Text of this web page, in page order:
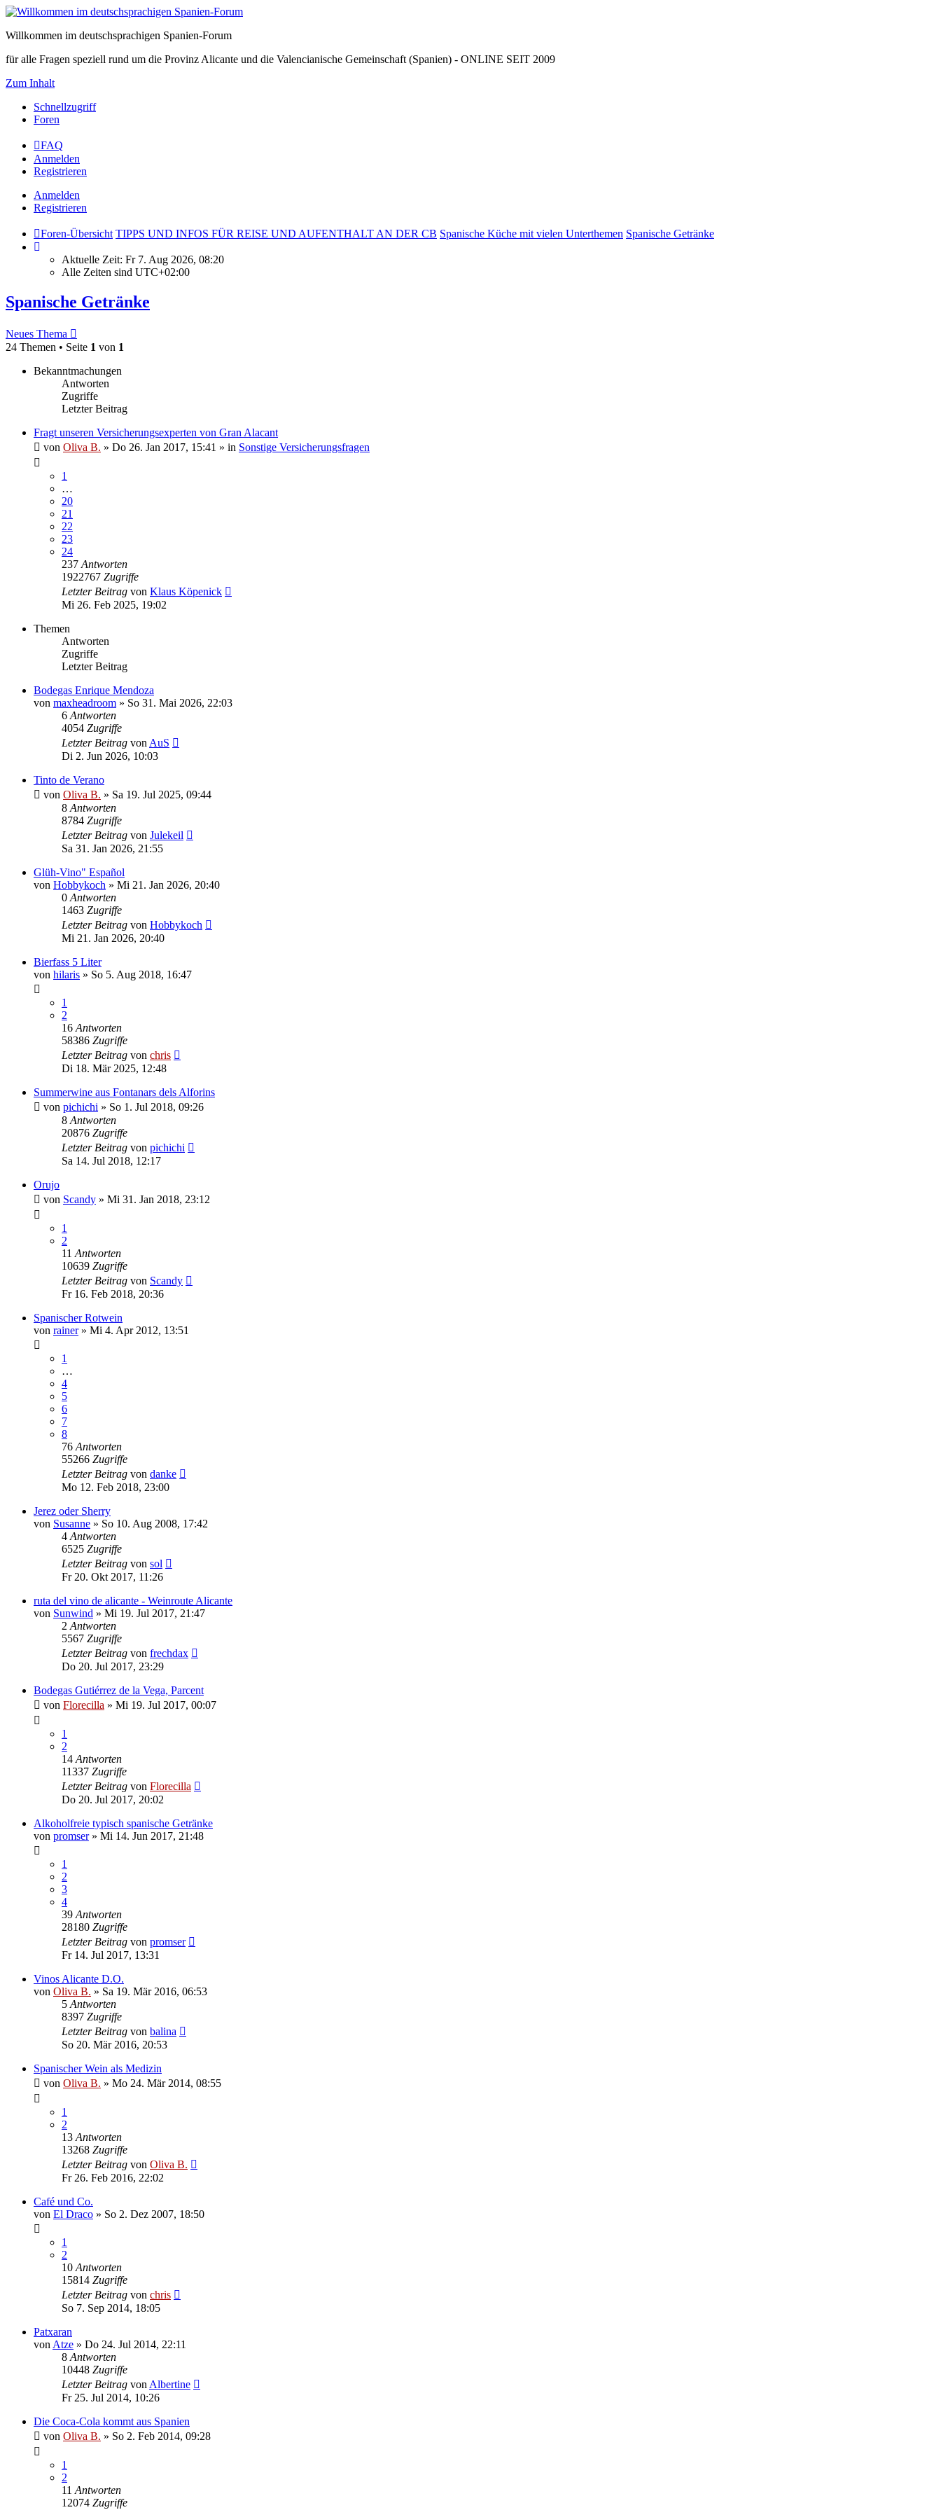
Willkommen im deutschsprachigen Spanien-Forum
für alle Fragen speziell rund um die Provinz Alicante und die Valencianische Gemeinschaft (Spanien) - ONLINE SEIT 2009
Zum Inhalt
Schnellzugriff
Foren
FAQ
Anmelden
Registrieren
Anmelden
Registrieren
Foren-Übersicht TIPPS UND INFOS FÜR REISE UND AUFENTHALT AN DER CB Spanische Küche mit vielen Unterthemen Spanische Getränke
Aktuelle Zeit: Fr 7. Aug 2026, 08:20
Alle Zeiten sind UTC+02:00
Spanische Getränke
Neues Thema
24 Themen • Seite 1 von 1
Bekanntmachungen
Antworten
Zugriffe
Letzter Beitrag
Fragt unseren Versicherungsexperten von Gran Alacant
von Oliva B. » Do 26. Jan 2017, 15:41 » in Sonstige Versicherungsfragen
1
…
20
21
22
23
24
237 Antworten
1922767 Zugriffe
Letzter Beitrag von Klaus Köpenick
Mi 26. Feb 2025, 19:02
Themen
Antworten
Zugriffe
Letzter Beitrag
Bodegas Enrique Mendoza
von maxheadroom » So 31. Mai 2026, 22:03
6 Antworten
4054 Zugriffe
Letzter Beitrag von AuS
Di 2. Jun 2026, 10:03
Tinto de Verano
von Oliva B. » Sa 19. Jul 2025, 09:44
8 Antworten
8784 Zugriffe
Letzter Beitrag von Julekeil
Sa 31. Jan 2026, 21:55
Glüh-Vino" Español
von Hobbykoch » Mi 21. Jan 2026, 20:40
0 Antworten
1463 Zugriffe
Letzter Beitrag von Hobbykoch
Mi 21. Jan 2026, 20:40
Bierfass 5 Liter
von hilaris » So 5. Aug 2018, 16:47
1
2
16 Antworten
58386 Zugriffe
Letzter Beitrag von chris
Di 18. Mär 2025, 12:48
Summerwine aus Fontanars dels Alforins
von pichichi » So 1. Jul 2018, 09:26
8 Antworten
20876 Zugriffe
Letzter Beitrag von pichichi
Sa 14. Jul 2018, 12:17
Orujo
von Scandy » Mi 31. Jan 2018, 23:12
1
2
11 Antworten
10639 Zugriffe
Letzter Beitrag von Scandy
Fr 16. Feb 2018, 20:36
Spanischer Rotwein
von rainer» Mi 4. Apr 2012, 13:51
1
…
4
5
6
7
8
76 Antworten
55266 Zugriffe
Letzter Beitrag von danke
Mo 12. Feb 2018, 23:00
Jerez oder Sherry
von Susanne » So 10. Aug 2008, 17:42
4 Antworten
6525 Zugriffe
Letzter Beitrag von sol
Fr 20. Okt 2017, 11:26
ruta del vino de alicante - Weinroute Alicante
von Sunwind » Mi 19. Jul 2017, 21:47
2 Antworten
5567 Zugriffe
Letzter Beitrag von frechdax
Do 20. Jul 2017, 23:29
Bodegas Gutiérrez de la Vega, Parcent
von Florecilla » Mi 19. Jul 2017, 00:07
1
2
14 Antworten
11337 Zugriffe
Letzter Beitrag von Florecilla
Do 20. Jul 2017, 20:02
Alkoholfreie typisch spanische Getränke
von promser» Mi 14. Jun 2017, 21:48
1
2
3
4
39 Antworten
28180 Zugriffe
Letzter Beitrag von promser
Fr 14. Jul 2017, 13:31
Vinos Alicante D.O.
von Oliva B. » Sa 19. Mär 2016, 06:53
5 Antworten
8397 Zugriffe
Letzter Beitrag von balina
So 20. Mär 2016, 20:53
Spanischer Wein als Medizin
von Oliva B. » Mo 24. Mär 2014, 08:55
1
2
13 Antworten
13268 Zugriffe
Letzter Beitrag von Oliva B.
Fr 26. Feb 2016, 22:02
Café und Co.
von El Draco » So 2. Dez 2007, 18:50
1
2
10 Antworten
15814 Zugriffe
Letzter Beitrag von chris
So 7. Sep 2014, 18:05
Patxaran
von Atze » Do 24. Jul 2014, 22:11
8 Antworten
10448 Zugriffe
Letzter Beitrag von Albertine
Fr 25. Jul 2014, 10:26
Die Coca-Cola kommt aus Spanien
von Oliva B. » So 2. Feb 2014, 09:28
1
2
11 Antworten
12074 Zugriffe